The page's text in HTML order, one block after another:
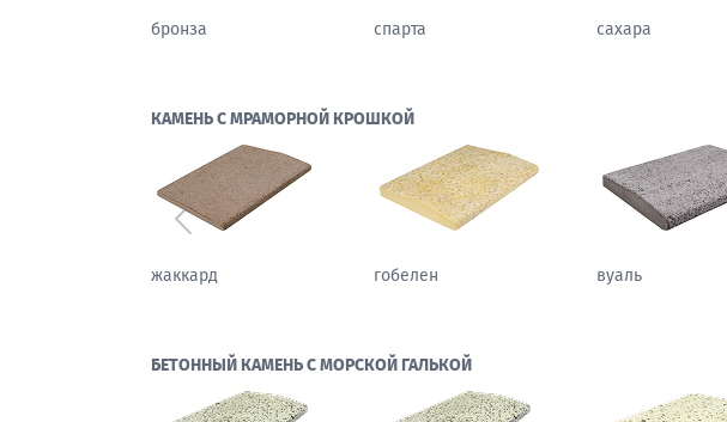
бронза спарта сахара
КАМЕНЬ С МРАМОРНОЙ КРОШКОЙ
жаккард гобелен вуаль
Предыдущий
БЕТОННЫЙ КАМЕНЬ С МОРСКОЙ ГАЛЬКОЙ